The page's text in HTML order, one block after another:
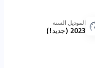
الموديل السنة
2023 (جديد!)